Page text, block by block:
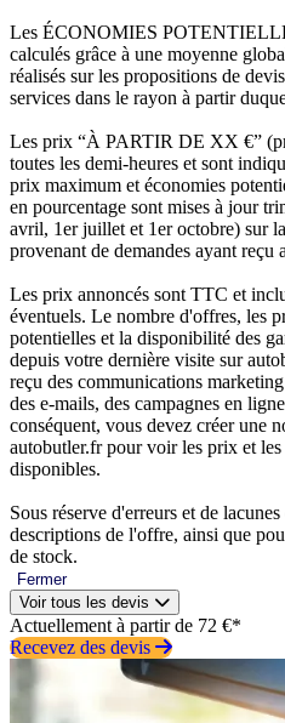
Les ÉCONOMIES
calculés grâce à une moyenne
réalisés sur les propositions de
services dans le rayon à partir
Les prix “À PARTIR DE XX €”
toutes les demi-heures et sont
prix maximum et économies
en pourcentage sont mises à jour
avril, 1er juillet et 1er octobre) sur
provenant de demandes ayant reçu
Les prix annoncés sont TTC et
éventuels. Le nombre d'offres, les
potentielles et la disponibilité des
depuis votre dernière visite sur
reçu des communications
des e-mails, des campagnes en
conséquent, vous devez créer une
autobutler.fr pour voir les prix et
disponibles.
Sous réserve d'erreurs et de
descriptions de l'offre, ainsi que
de stock.
Fermer
Voir tous les devis
Actuellement à partir de 72 €*
Recevez des devis